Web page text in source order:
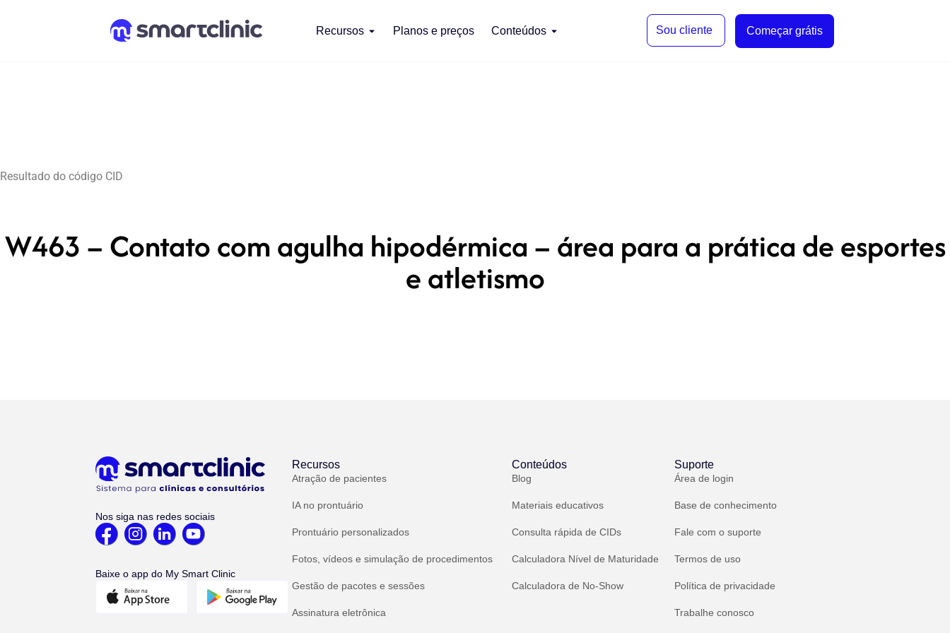
Recursos Planos e preços Conteúdos Sou cliente Começar grátis
Resultado do código CID
W463 – Contato com agulha hipodérmica – área para a prática de esportes
e atletismo
Nos siga nas redes sociais
Baixe o app do My Smart Clinic
Recursos
Atração de pacientes
IA no prontuário
Prontuário personalizados
Fotos, vídeos e simulação de procedimentos
Gestão de pacotes e sessões
Assinatura eletrônica
Conteúdos
Blog
Materiais educativos
Consulta rápida de CIDs
Calculadora Nível de Maturidade
Calculadora de No-Show
Suporte
Área de login
Base de conhecimento
Fale com o suporte
Termos de uso
Política de privacidade
Trabalhe conosco